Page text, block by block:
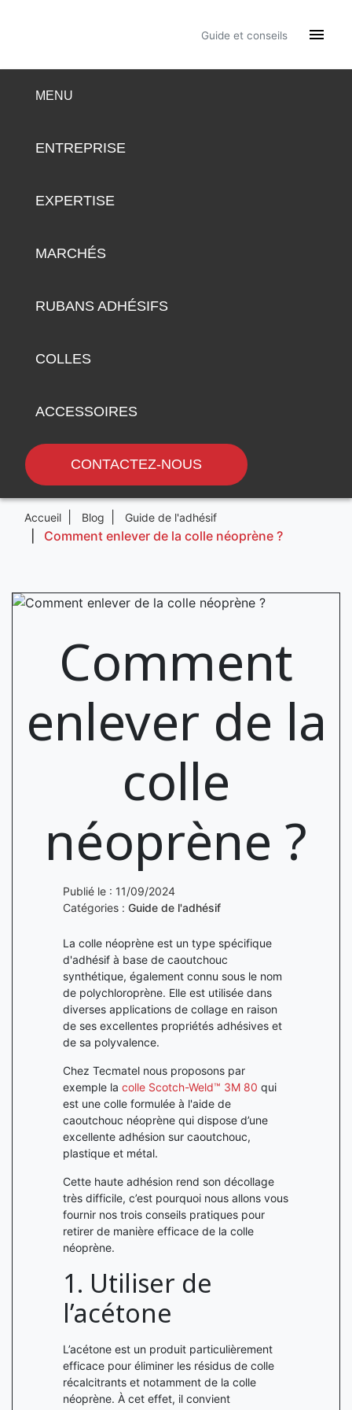
Guide et conseils 
MENU
ENTREPRISE
EXPERTISE
MARCHÉS
RUBANS ADHÉSIFS
COLLES
ACCESSOIRES
CONTACTEZ-NOUS
Accueil Blog Guide de l'adhésif
Comment enlever de la colle néoprène ?
Comment
enlever de la
colle
néoprène ?
Publié le : 11/09/2024
Catégories : Guide de l'adhésif
La colle néoprène est un type spécifique
d'adhésif à base de caoutchouc
synthétique, également connu sous le nom
de polychloroprène. Elle est utilisée dans
diverses applications de collage en raison
de ses excellentes propriétés adhésives et
de sa polyvalence.
Chez Tecmatel nous proposons par
exemple la colle Scotch-Weld™ 3M 80 qui
est une colle formulée à l'aide de
caoutchouc néoprène qui dispose d’une
excellente adhésion sur caoutchouc,
plastique et métal.
Cette haute adhésion rend son décollage
très difficile, c’est pourquoi nous allons vous
fournir nos trois conseils pratiques pour
retirer de manière efficace de la colle
néoprène.
1. Utiliser de
l’acétone
L’acétone est un produit particulièrement
efficace pour éliminer les résidus de colle
récalcitrants et notamment de la colle
néoprène. À cet effet, il convient